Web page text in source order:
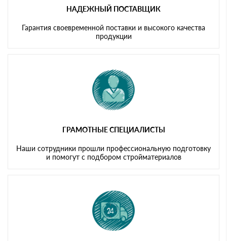
НАДЕЖНЫЙ ПОСТАВЩИК
Гарантия своевременной поставки и высокого качества
продукции
ГРАМОТНЫЕ СПЕЦИАЛИСТЫ
Наши сотрудники прошли профессиональную подготовку
и помогут с подбором стройматериалов